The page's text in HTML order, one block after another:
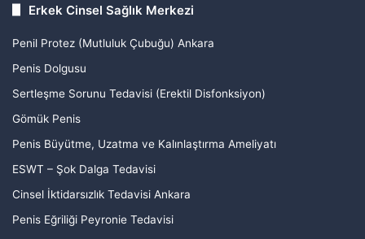
Erkek Cinsel Sağlık Merkezi
Penil Protez (Mutluluk Çubuğu) Ankara
Penis Dolgusu
Sertleşme Sorunu Tedavisi (Erektil Disfonksiyon)
Gömük Penis
Penis Büyütme, Uzatma ve Kalınlaştırma Ameliyatı
ESWT – Şok Dalga Tedavisi
Cinsel İktidarsızlık Tedavisi Ankara
Penis Eğriliği Peyronie Tedavisi